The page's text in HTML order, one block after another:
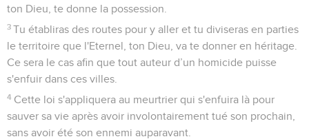
ton Dieu, te donne la possession.
3 Tu établiras des routes pour y aller et tu diviseras en parties
le territoire que l'Eternel, ton Dieu, va te donner en héritage.
Ce sera le cas afin que tout auteur d’un homicide puisse
s'enfuir dans ces villes.
4 Cette loi s'appliquera au meurtrier qui s'enfuira là pour
sauver sa vie après avoir involontairement tué son prochain,
sans avoir été son ennemi auparavant.